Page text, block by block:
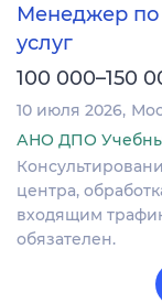
Менеджер
услуг
100 000–150
10 июля 2026
АНО ДПО
центра,
входящим
обязателен.